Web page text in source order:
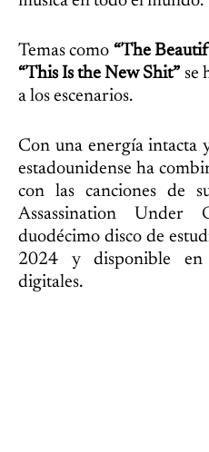
Temas como “The
“This Is the New Shit” se
a los escenarios.
Con una energía intacta
estadounidense ha
con las canciones de
Assassination
duodécimo disco de
2024 y disponible en
digitales.